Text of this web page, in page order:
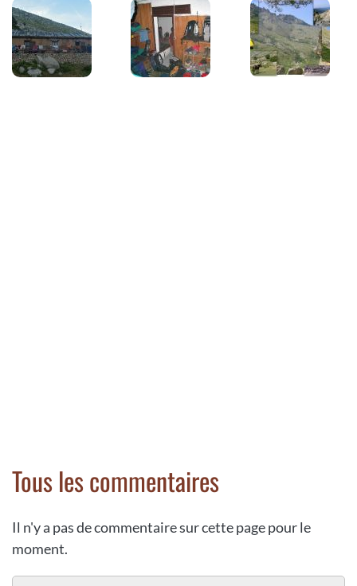
Tous les commentaires
Il n'y a pas de commentaire sur cette page pour le
moment.